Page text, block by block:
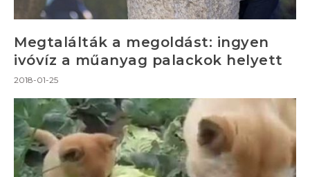
Megtalálták a megoldást: ingyen
ivóvíz a műanyag palackok helyett
2018-01-25